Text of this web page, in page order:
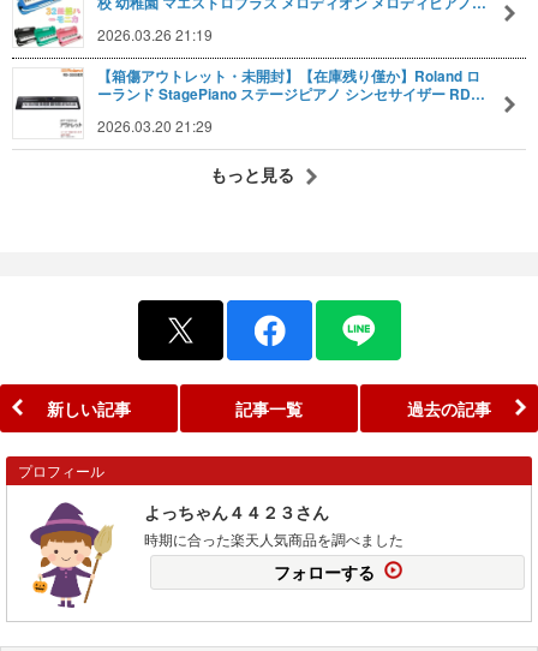
2026.03.26 21:19
【箱傷アウトレット・未開封】【在庫残り僅か】Roland ロ
ーランド StagePiano ステージピアノ シンセサイザー RD…
2026.03.20 21:29
もっと見る
新しい記事 記事一覧 過去の記事
プロフィール
よっちゃん４４２３さん
時期に合った楽天人気商品を調べました
フォローする